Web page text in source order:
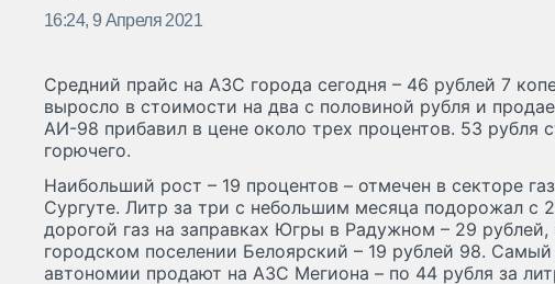
16:24, 9 Апреля 2021
Средний прайс на АЗС города сегодня – 46 рублей 7
выросло в стоимости на два с половиной рубля и
АИ-98 прибавил в цене около трех процентов. 53 рубля
горючего.
Наибольший рост – 19 процентов – отмечен в секторе
Сургуте. Литр за три с небольшим месяца подорожал с
дорогой газ на заправках Югры в Радужном – 29 рублей,
городском поселении Белоярский – 19 рублей 98.
автономии продают на АЗС Мегиона – по 44 рубля за